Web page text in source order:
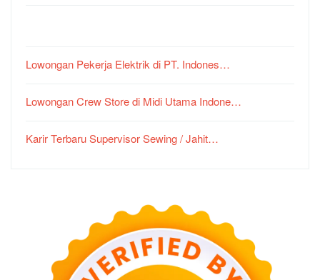
Lowongan Pekerja Elektrik di PT. Indones…
Lowongan Crew Store di Midi Utama Indone…
Karir Terbaru Supervisor Sewing / Jahit…